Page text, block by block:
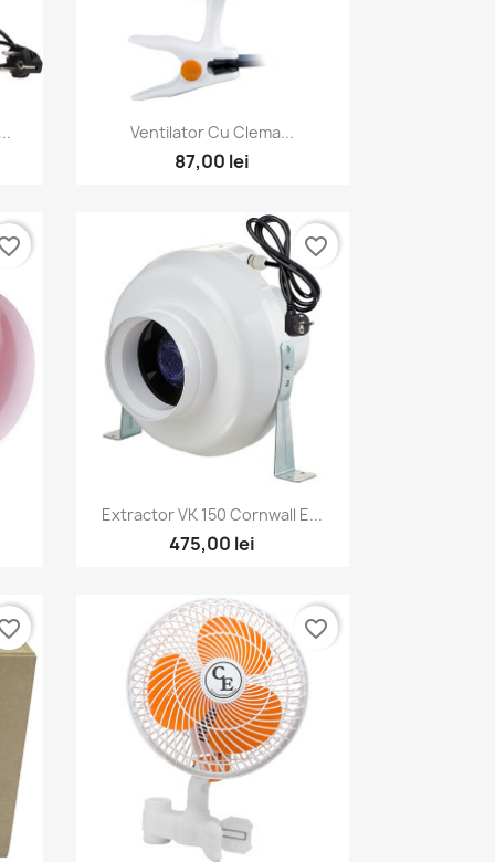
Vizualizare rapida
Ventilator Cu Clema...
87,00 lei
Vizualizare rapida
Extractor VK 150 Cornwall E...
475,00 lei
favorite_border
favorite_border